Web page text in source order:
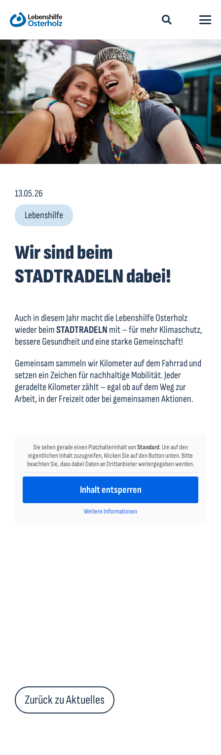
13.05.26
Lebenshilfe
Wir sind beim
STADTRADELN dabei!
Auch in diesem Jahr macht die Lebenshilfe Osterholz
wieder beimSTADTRADELN mit – für mehr Klimaschutz,
bessere Gesundheit und eine starke Gemeinschaft!
Gemeinsam sammeln wir Kilometer auf dem Fahrrad und
setzen ein Zeichen für nachhaltige Mobilität. Jeder
geradelte Kilometer zählt – egal ob auf dem Weg zur
Arbeit, in der Freizeit oder bei gemeinsamen Aktionen.
Sie sehen gerade einen Platzhalterinhalt vonStandard. Um auf den
eigentlichen Inhalt zuzugreifen, klicken Sie auf den Button unten. Bitte
beachten Sie, dass dabei Daten an Drittanbieter weitergegeben werden.
Inhalt entsperren
Weitere Informationen
Zurück zu Aktuelles